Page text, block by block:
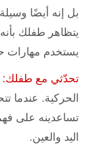
بل إنه أيضًا
يتظاهر طفلك
يستخدم مهارات
تحدّثي مع طفلك:
الحركية. عندما
تساعدينه على
اليد والعين.